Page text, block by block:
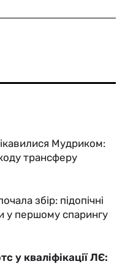
Мудриком:
трансферу
збір: підопічні
у першому спарингу
у кваліфікації ЛЄ: